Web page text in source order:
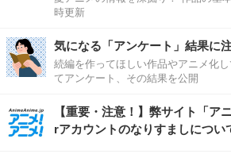
時更新
気になる「アンケート」結果に
続編を作ってほしい作品やアニメ化
てアンケート、その結果を公開
【重要・注意！】弊サイト「ア
rアカウントのなりすましについ